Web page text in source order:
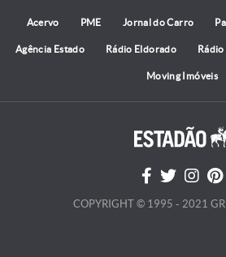
Acervo PME Jornal do Carro
Agência Estado Rádio Eldorado
Moving Imóveis
COPYRIGHT © 1995 - 2021